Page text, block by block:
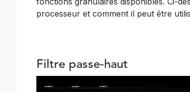
processeur et comment il peut être
Filtre passe-haut